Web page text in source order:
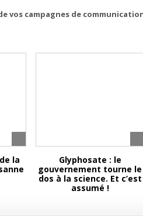
vos campagnes de
la
Glyphosate : le
gouvernement tourne le
dos à la science. Et c’est
assumé !